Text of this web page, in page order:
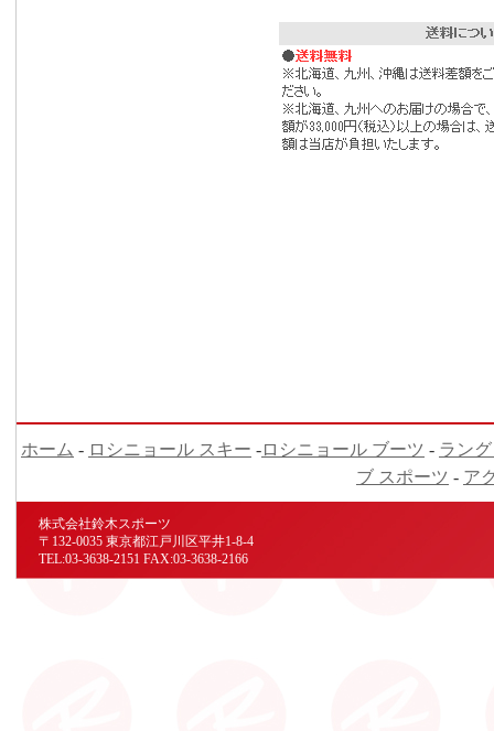
ホーム - ロシニョール スキー -ロシニョール ブーツ - ラン
ブ スポーツ - ア
株式会社鈴木スポーツ
〒132-0035 東京都江戸川区平井1-8-4
TEL:03-3638-2151 FAX:03-3638-2166